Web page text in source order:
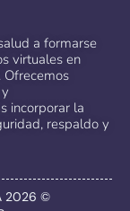
a formarse
virtuales en
Ofrecemos
incorporar la
respaldo y
2026 ©